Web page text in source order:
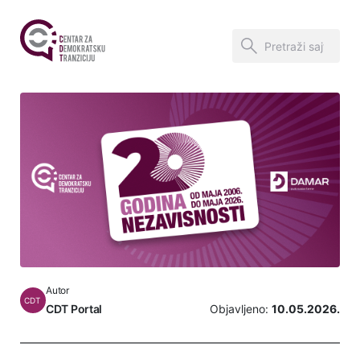
CDT
Autor
CDT Portal Objavljeno: 10.05.2026.